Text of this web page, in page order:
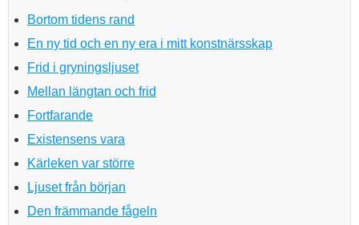
Bortom tidens rand
En ny tid och en ny era i mitt konstnärsskap
Frid i gryningsljuset
Mellan längtan och frid
Fortfarande
Existensens vara
Kärleken var större
Ljuset från början
Den främmande fågeln